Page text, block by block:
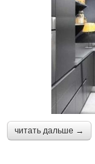
читать дальше →